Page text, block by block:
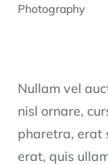
Photography
Nullam vel
nisl ornare,
pharetra, erat
erat, quis